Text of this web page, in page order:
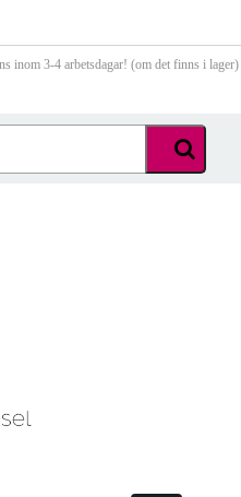
inom 3-4 arbetsdagar! (om det finns i lager)